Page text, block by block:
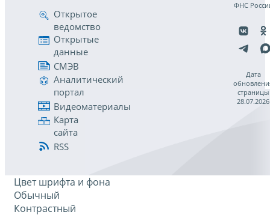
Открытое
ведомство
Открытые
данные
СМЭВ
Аналитический
портал
Видеоматериалы
Карта
сайта
RSS
ФНС
Дата
страницы
28.07.2026
Цвет шрифта и фона
Обычный
Контрастный